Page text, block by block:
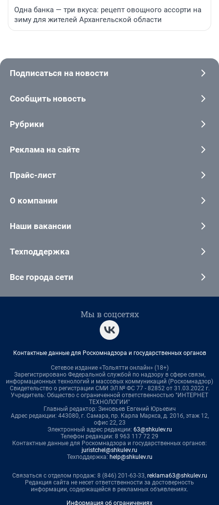
Одна банка — три вкуса: рецепт овощного ассорти на
зиму для жителей Архангельской области
Подписаться на новости
Сообщить новость
Рубрики
Реклама на сайте
Прайс-лист
О компании
Наши вакансии
Техподдержка
Все города сети
Мы в соцсетях
Контактные данные для Роскомнадзора и государственных органов
Сетевое издание «Тольятти онлайн» (18+)
Зарегистрировано Федеральной службой по надзору в сфере связи,
информационных технологий и массовых коммуникаций (Роскомнадзор)
Свидетельство о регистрации СМИ ЭЛ № ФС 77 - 82852 от 31.03.2022 г.
Учредитель: Общество с ограниченной ответственностью "ИНТЕРНЕТ
ТЕХНОЛОГИИ"
Главный редактор: Зиновьев Евгений Юрьевич
Адрес редакции: 443080, г. Самара, пр. Карла Маркса, д. 201б, этаж 12,
офис 22, 23
Электронный адрес редакции: 63@shkulev.ru
Телефон редакции: 8 963 117 72 29
Контактные данные для Роскомнадзора и государственных органов:
juristchel@shkulev.ru
Техподдержка: help@shkulev.ru
Связаться с отделом продаж: 8 (846) 201-63-33, reklama63@shkulev.ru
Редакция сайта не несет ответственности за достоверность
информации, содержащейся в рекламных объявлениях.
Информация об ограничениях